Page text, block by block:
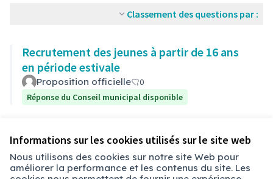
Informations sur les cookies utilisés sur le site web
Nous utilisons des cookies sur notre site Web pour
améliorer la performance et les contenus du site. Les
Classement des questions par :
Recrutement des jeunes à partir de 16 ans
en période estivale
Proposition officielle
0
Réponse du Conseil municipal disponible